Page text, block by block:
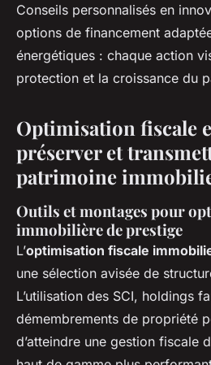
Conseils personnalisés en
options de financement
énergétiques : chaque action
protection et la croissance du
Optimisation fiscale
préserver et
patrimoine
Outils et montages pour
immobilière de prestige
L’optimisation fiscale
une sélection avisée de
L’utilisation des SCI, holdings
démembrements de propriété
d’atteindre une gestion fiscale